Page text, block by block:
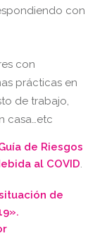
con
con
prácticas en
de trabajo,
casa…etc
de Riesgos
al COVID.
de